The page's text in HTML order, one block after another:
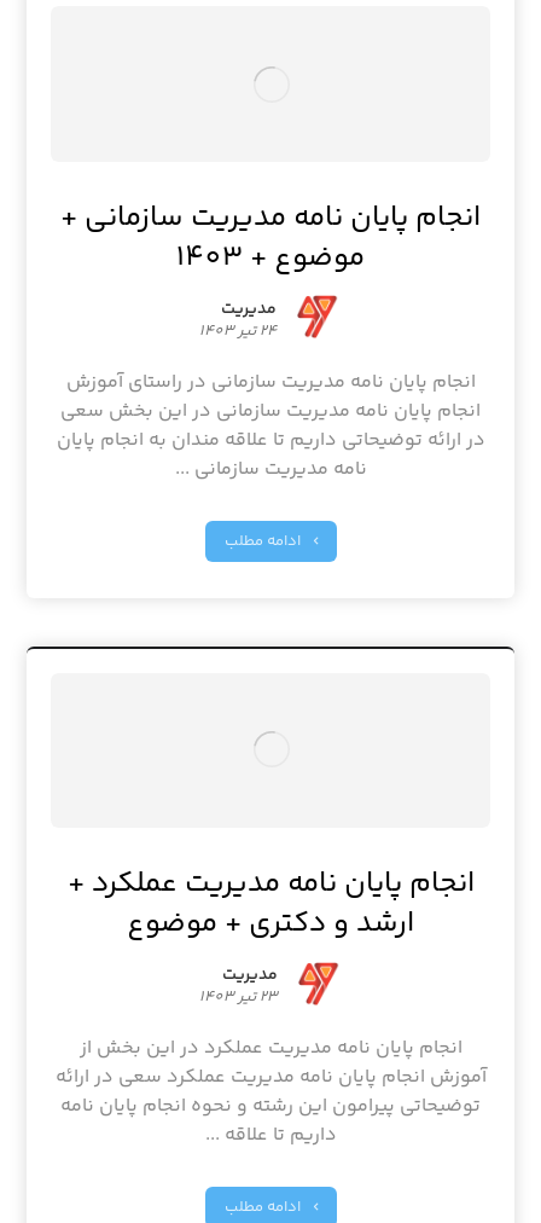
انجام پایان نامه مدیریت سازمانی +
موضوع + 1403
مدیریت
24 تیر 1403
انجام پایان نامه مدیریت سازمانی در راستای آموزش
انجام پایان نامه مدیریت سازمانی در این بخش سعی
در ارائه توضیحاتی داریم تا علاقه مندان به انجام پایان
نامه مدیریت سازمانی ...
ادامه مطلب
انجام پایان نامه مدیریت عملکرد +
ارشد و دکتری + موضوع
مدیریت
23 تیر 1403
انجام پایان نامه مدیریت عملکرد در این بخش از
آموزش انجام پایان نامه مدیریت عملکرد سعی در ارائه
توضیحاتی پیرامون این رشته و نحوه انجام پایان نامه
داریم تا علاقه ...
ادامه مطلب